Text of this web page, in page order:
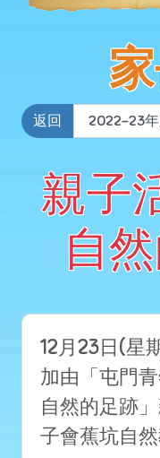
返回
親子
自
12月23日(星
加由「屯門
自然的足跡
子會蕉坑自然